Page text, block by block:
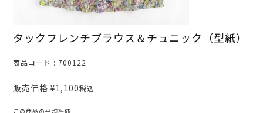
タックフレンチブラウス＆チュニック（型紙）
商品コード 700122
販売価格 ¥1,100税込